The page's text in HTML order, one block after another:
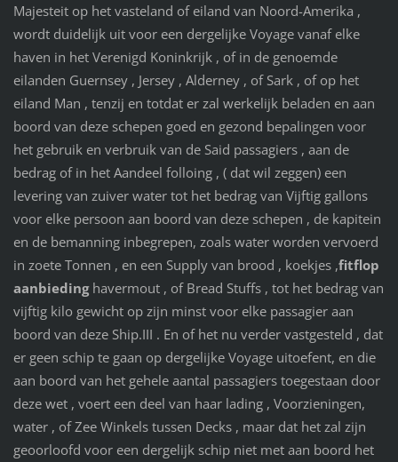
Majesteit op het vasteland of eiland van Noord-Amerika ,
wordt duidelijk uit voor een dergelijke Voyage vanaf elke
haven in het Verenigd Koninkrijk , of in de genoemde
eilanden Guernsey , Jersey , Alderney , of Sark , of op het
eiland Man , tenzij en totdat er zal werkelijk beladen en aan
boord van deze schepen goed en gezond bepalingen voor
het gebruik en verbruik van de Said passagiers , aan de
bedrag of in het Aandeel folloing , ( dat wil zeggen) een
levering van zuiver water tot het bedrag van Vijftig gallons
voor elke persoon aan boord van deze schepen , de kapitein
en de bemanning inbegrepen, zoals water worden vervoerd
in zoete Tonnen , en een Supply van brood , koekjes ,fitflop
aanbiedinghavermout , of Bread Stuffs , tot het bedrag van
vijftig kilo gewicht op zijn minst voor elke passagier aan
boord van deze Ship.III . En of het nu verder vastgesteld , dat
er geen schip te gaan op dergelijke Voyage uitoefent, en die
aan boord van het gehele aantal passagiers toegestaan ​​door
deze wet , voert een deel van haar lading , Voorzieningen,
water , of Zee Winkels tussen Decks , maar dat het zal zijn
geoorloofd voor een dergelijk schip niet met aan boord het